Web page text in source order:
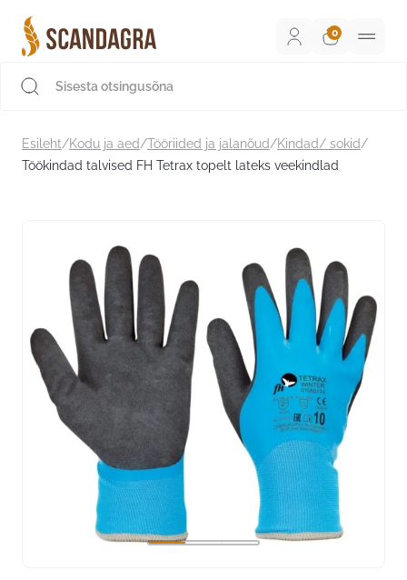
sisu
juurde
Esileht/Kodu ja aed/Tööriided ja jalanõud/Kindad/ sokid/
Töökindad talvised FH Tetrax topelt lateks veekindlad